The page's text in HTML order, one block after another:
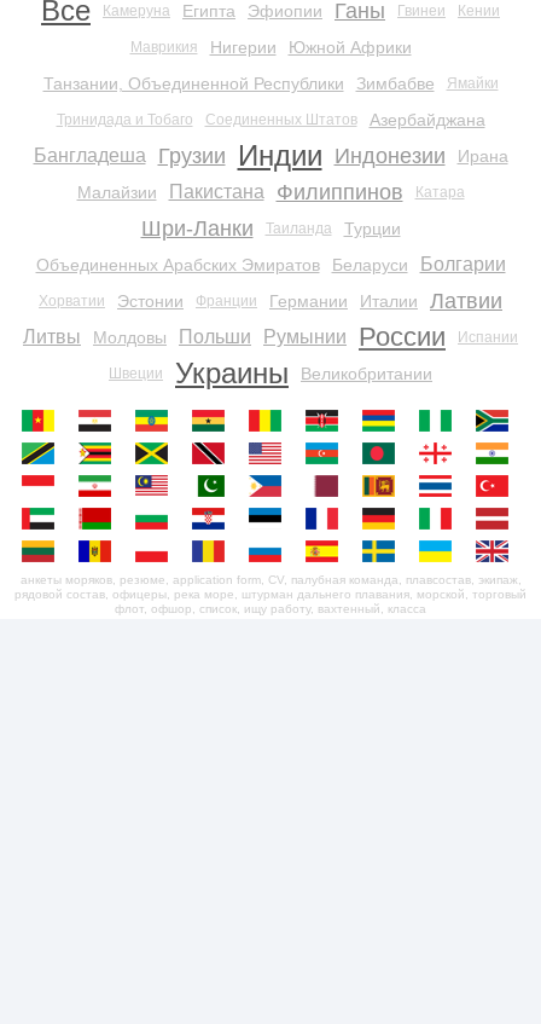
Все Камеруна Египта Эфиопии Ганы Гвинеи Кении
Маврикия Нигерии
Южной Африки
Танзании, Объединенной Республики
Зимбабве Ямайки
Тринидада и Тобаго Соединенных Штатов Азербайджана
Бангладеша Грузии Индии Индонезии
Ирана
Малайзии
Пакистана Филиппинов Катара
Шри-Ланки Таиланда
Турции
Объединенных Арабских Эмиратов
Беларуси Болгарии
Хорватии Эстонии Франции Германии Италии Латвии
Литвы Молдовы Польши Румынии России Испании
Швеции Украины Великобритании
анкеты моряков, резюме, application form, CV, палубная команда, плавсостав, экипаж,
рядовой состав, офицеры, река море, штурман дальнего плавания, морской, торговый
флот, офшор, список, ищу работу, вахтенный, класса